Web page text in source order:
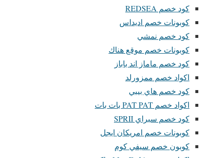
كود خصم REDSEA
كوبونات خصم اديداس
كود خصم نمشي
كوبونات خصم موقع هناك
كود خصم ماماز اند باباز
اكواد خصم ممزورلد
كود خصم هاي بيبي
اكواد خصم PAT PAT بات بات
كود خصم سبراي SPRII
كوبونات خصم امريكان ايجل
كوبون خصم سيفي كوم